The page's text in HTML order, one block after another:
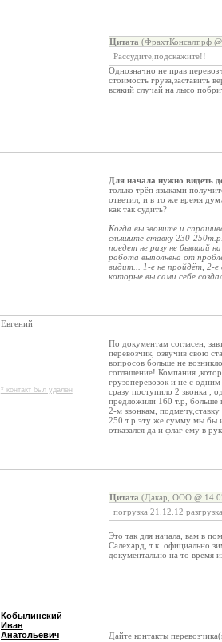
Цитата (ФрахтКонсалт.рф
Рассудите,подскажите!!
Однозначно не прав
стоимость груза,заставить
всякий случай на лысо
Для начала нужно видеть
только трёп языками
ответил, и в то же время
как так судить?
Когда вы звоните и
слышите ставку 230-
поедет не разу не бывший
работа выполнена от
видит... 1-е не пройдёт, 2-е
которые вы сами себе
Евгений
* контакт был удален
По документам согласен,
перевозчик, озвучив свою
вопросов больше не
соглашение! Компания
грузоперевозок и не с
сразу поступило 2 звонка ,
предложили 160 т.р, больше
2-м звонкам,
250 т.р эту же сумму мы бы
отказался да и флаг ему в
Цитата (Дакар, ООО @
погрузка 21.12.12
Это так для начала, вам в
Салехард, т.к. официально
документально на то время
Кобылинский
Иван
Анатольевич
Дайте контакты